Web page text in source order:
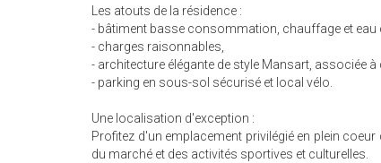
Les atouts de la résidence :
- bâtiment basse consommation, chauffage et
- charges raisonnables,
- architecture élégante de style Mansart, associée
- parking en sous-sol sécurisé et local vélo.
Une localisation d'exception :
Profitez d'un emplacement privilégié en plein
du marché et des activités sportives et culturelles.